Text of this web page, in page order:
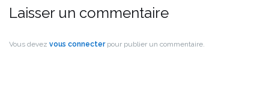
Laisser un commentaire
Vous devez vous connecterpour publier un commentaire.